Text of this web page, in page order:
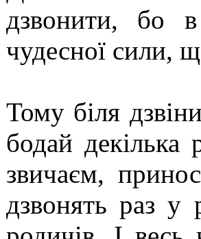
дзвонити, бо
чудесної сили,
Тому біля
бодай декілька
звичаєм,
дзвонять раз у